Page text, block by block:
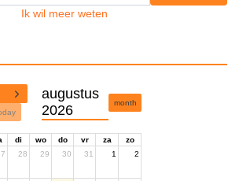
Ik wil meer weten
augustus
2026
month
di wo do vr za
zo
28 29 30 31 1 2